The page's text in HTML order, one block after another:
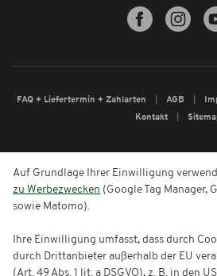
FAQ + Liefertermin + Zahlarten AGB
Kontakt
Auf Grundlage Ihrer Einwilligung
zu Werbezwecken (Google Tag Manager,
sowie Matomo).
Ihre Einwilligung umfasst, dass durch
durch Drittanbieter außerhalb der EU
(Art. 49 Abs. 1 lit. a DSGVO), z. B. in den